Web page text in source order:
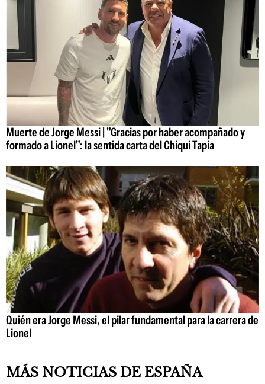
Muerte de Jorge Messi | "Gracias por haber acompañado y
formado a Lionel": la sentida carta del Chiqui Tapia
Quién era Jorge Messi, el pilar fundamental para la carrera de
Lionel
MÁS NOTICIAS DE ESPAÑA